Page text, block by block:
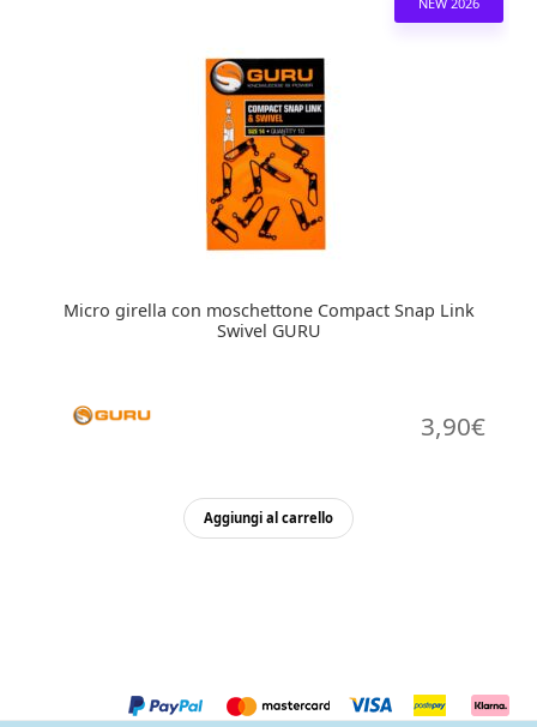
Micro girella con moschettone Compact Snap Link
Swivel GURU
3,90€
Aggiungi al carrello